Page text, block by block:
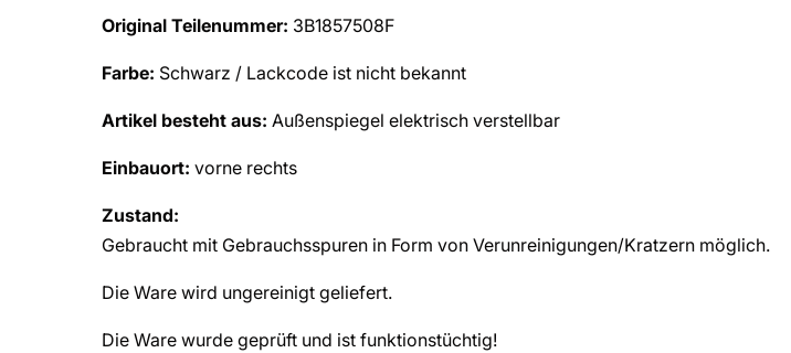
Original Teilenummer: 3B1857508F
Farbe: Schwarz / Lackcode ist nicht bekannt
Artikel besteht aus: Außenspiegel elektrisch verstellbar
Einbauort: vorne rechts
Zustand:
Gebraucht mit Gebrauchsspuren in Form von Verunreinigungen/Kratzern möglich.
Die Ware wird ungereinigt geliefert.
Die Ware wurde geprüft und ist funktionstüchtig!